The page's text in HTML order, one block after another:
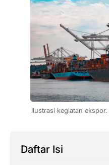
Ilustrasi kegiatan
Daftar Isi